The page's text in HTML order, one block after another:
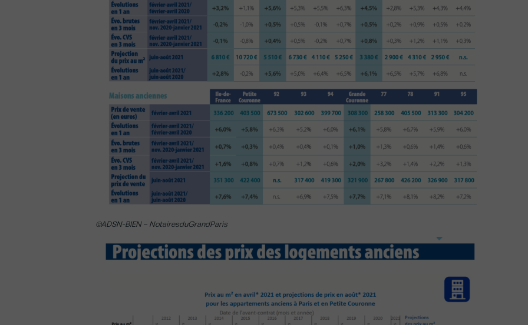
©ADSN-BIEN – NotairesduGrandParis